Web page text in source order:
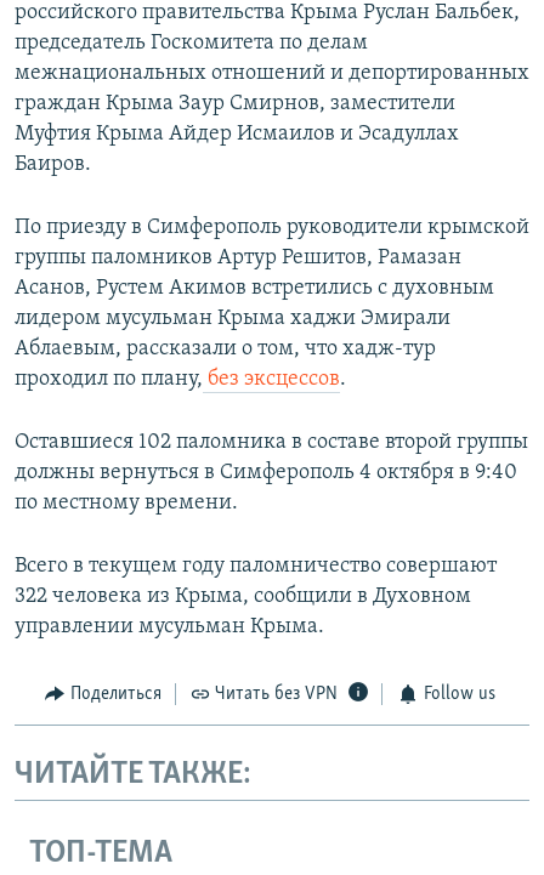
российского правительства Крыма Руслан Бальбек,
председатель Госкомитета по делам
межнациональных отношений и депортированных
граждан Крыма Заур Смирнов, заместители
Муфтия Крыма Айдер Исмаилов и Эсадуллах
Баиров.
По приезду в Симферополь руководители крымской
группы паломников Артур Решитов, Рамазан
Асанов, Рустем Акимов встретились с духовным
лидером мусульман Крыма хаджи Эмирали
Аблаевым, рассказали о том, что хадж-тур
проходил по плану, без эксцессов.
Оставшиеся 102 паломника в составе второй группы
должны вернуться в Симферополь 4 октября в 9:40
по местному времени.
Всего в текущем году паломничество совершают
322 человека из Крыма, сообщили в Духовном
управлении мусульман Крыма.
Поделиться Читать без VPN Follow us
ЧИТАЙТЕ ТАКЖЕ:
ТОП-ТЕМА